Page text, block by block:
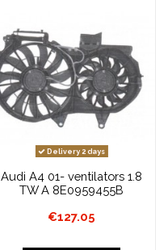
Delivery 2 days
Audi A4 01- ventilators 1.8
TW A 8E0959455B
€127.05